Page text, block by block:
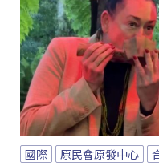
國際 原民會原發中心